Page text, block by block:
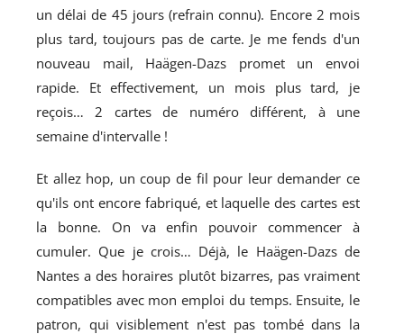
un délai de 45 jours (refrain connu). Encore 2 mois
plus tard, toujours pas de carte. Je me fends d'un
nouveau mail, Haägen-Dazs promet un envoi
rapide. Et effectivement, un mois plus tard, je
reçois… 2 cartes de numéro différent, à une
semaine d'intervalle !
Et allez hop, un coup de fil pour leur demander ce
qu'ils ont encore fabriqué, et laquelle des cartes est
la bonne. On va enfin pouvoir commencer à
cumuler. Que je crois… Déjà, le Haägen-Dazs de
Nantes a des horaires plutôt bizarres, pas vraiment
compatibles avec mon emploi du temps. Ensuite, le
patron, qui visiblement n'est pas tombé dans la